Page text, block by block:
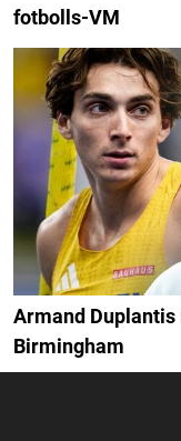
fotbolls-VM
Armand
Birmingham